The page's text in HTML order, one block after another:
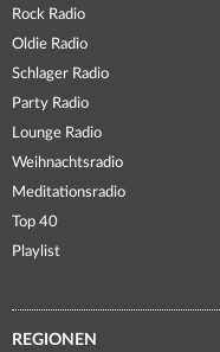
Rock Radio
Oldie Radio
Schlager Radio
Party Radio
Lounge Radio
Weihnachtsradio
Meditationsradio
Top 40
Playlist
REGIONEN